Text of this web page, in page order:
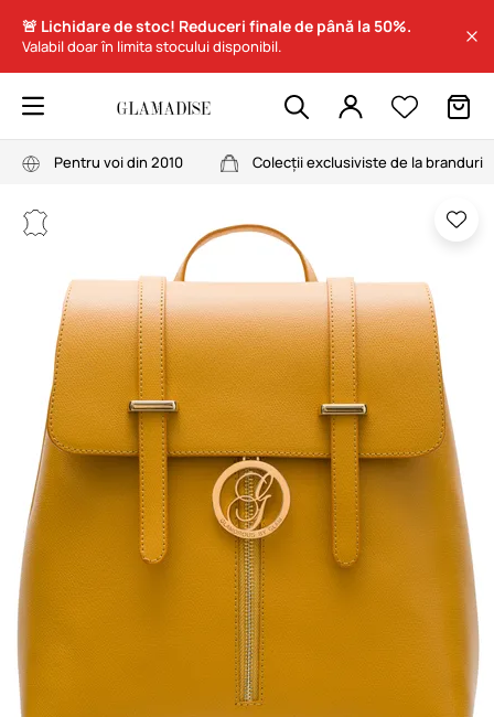
🚨 Lichidare de stoc! Reduceri finale de până la 50%.
Valabil doar în limita stocului disponibil.
Pentru voi din 2010 Colecții exclusiviste de la branduri